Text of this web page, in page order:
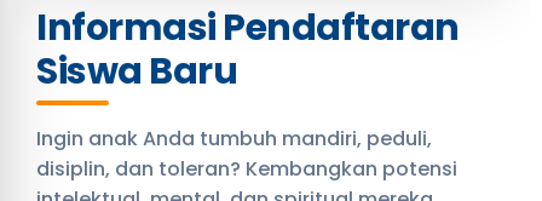
Informasi Pendaftaran
Siswa Baru
Ingin anak Anda tumbuh mandiri, peduli,
disiplin, dan toleran? Kembangkan potensi